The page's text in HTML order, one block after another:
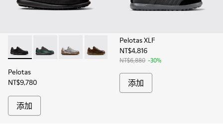
Pelotas - 16002-317 - 男士黑色植鞣革皮鞋
Pelotas - 16002-343
Pelotas - 16002-335
Pelotas - 16002-334
Pelotas - 16002-333
Pelotas - 16002-327
Pelotas
NT$9,780
添加
Pelotas XLF
NT$4,816
NT$6,880 -30%
添加